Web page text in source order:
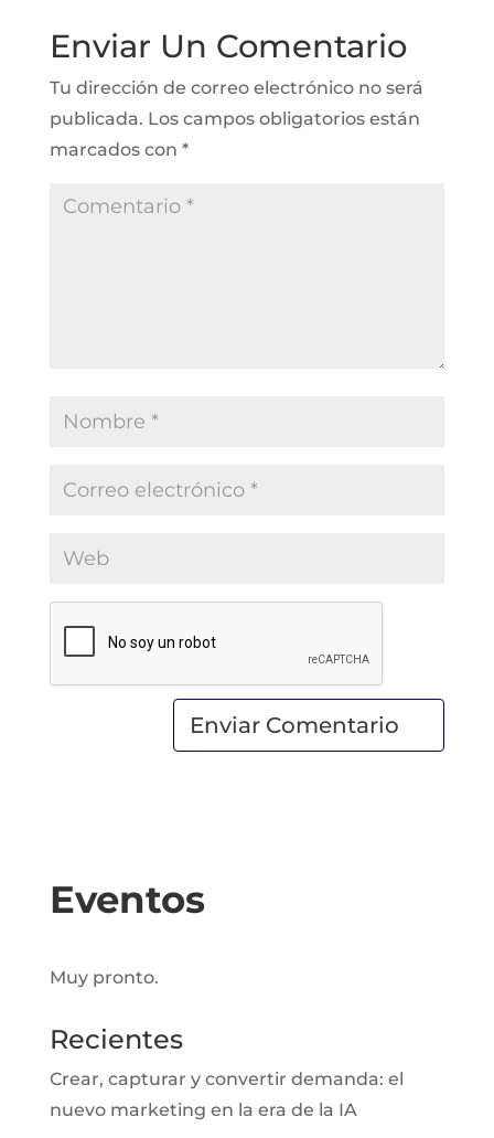
Enviar Un Comentario
Tu dirección de correo electrónico no será
publicada. Los campos obligatorios están
marcados con *
Eventos
Muy pronto.
Recientes
Crear, capturar y convertir demanda: el
nuevo marketing en la era de la IA